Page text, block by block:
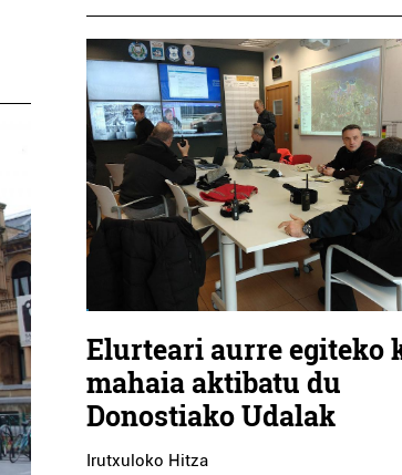
Elurteari aurre egiteko
mahaia aktibatu du
Donostiako Udalak
Irutxuloko Hitza